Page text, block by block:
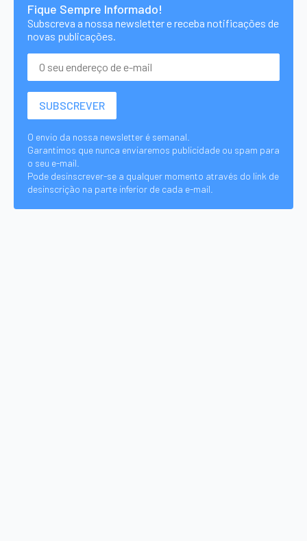
Fique Sempre Informado!
Subscreva a nossa newsletter e receba notificações de
novas publicações.
O envio da nossa newsletter é semanal.
Garantimos que nunca enviaremos publicidade ou spam para
o seu e-mail.
Pode desinscrever-se a qualquer momento através do link de
desinscrição na parte inferior de cada e-mail.